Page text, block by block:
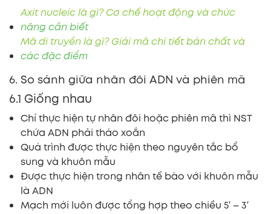
Axit nucleic là gì? Cơ chế hoạt động và chức
năng cần biết
Mã di truyền là gì? Giải mã chi tiết bản chất và
các đặc điểm
6. So sánh giữa nhân đôi ADN và phiên mã
6.1 Giống nhau
Chỉ thực hiện tự nhân đôi hoặc phiên mã thì NST
chứa ADN phải tháo xoắn
Quá trình được thực hiện theo nguyên tắc bổ
sung và khuôn mẫu
Được thực hiện trong nhân tế bào với khuôn mẫu
là ADN
Mạch mới luôn được tổng hợp theo chiều 5′ – 3′